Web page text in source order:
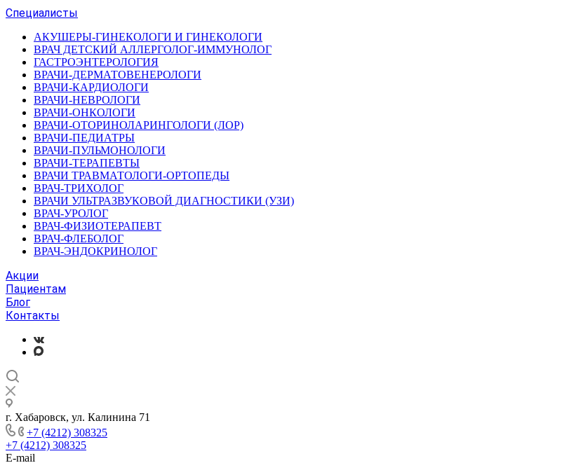
Специалисты
АКУШЕРЫ-ГИНЕКОЛОГИ И ГИНЕКОЛОГИ
ВРАЧ ДЕТСКИЙ АЛЛЕРГОЛОГ-ИММУНОЛОГ
ГАСТРОЭНТЕРОЛОГИЯ
ВРАЧИ-ДЕРМАТОВЕНЕРОЛОГИ
ВРАЧИ-КАРДИОЛОГИ
ВРАЧИ-НЕВРОЛОГИ
ВРАЧИ-ОНКОЛОГИ
ВРАЧИ-ОТОРИНОЛАРИНГОЛОГИ (ЛОР)
ВРАЧИ-ПЕДИАТРЫ
ВРАЧИ-ПУЛЬМОНОЛОГИ
ВРАЧИ-ТЕРАПЕВТЫ
ВРАЧИ ТРАВМАТОЛОГИ-ОРТОПЕДЫ
ВРАЧ-ТРИХОЛОГ
ВРАЧИ УЛЬТРАЗВУКОВОЙ ДИАГНОСТИКИ (УЗИ)
ВРАЧ-УРОЛОГ
ВРАЧ-ФИЗИОТЕРАПЕВТ
ВРАЧ-ФЛЕБОЛОГ
ВРАЧ-ЭНДОКРИНОЛОГ
Акции
Пациентам
Блог
Контакты
г. Хабаровск, ул. Калинина 71
+7 (4212) 308325
+7 (4212) 308325
E-mail